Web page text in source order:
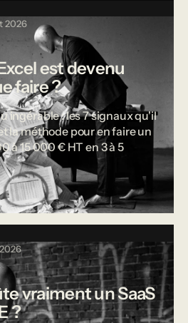
2026
est devenu
faire ?
ingérable : les 7 signaux qu'il
la méthode pour en faire un
à 15 000 € HT en 3 à 5
vraiment un SaaS
?